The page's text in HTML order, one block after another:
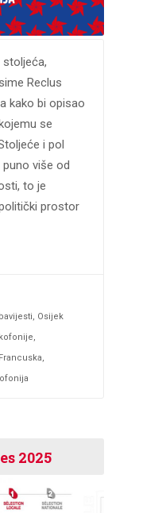
Reclus
kako bi opisao
se
i pol
više od
to je
prostor
Osijek
Francuska
2025